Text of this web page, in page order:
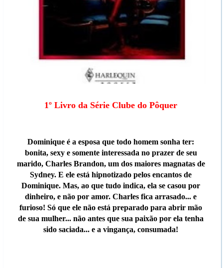
1º Livro da Série Clube do Pôquer
Dominique é a esposa que todo homem sonha ter:
bonita, sexy e somente interessada no prazer de seu
marido, Charles Brandon, um dos maiores magnatas de
Sydney. E ele está hipnotizado pelos encantos de
Dominique. Mas, ao que tudo indica, ela se casou por
dinheiro, e não por amor. Charles fica arrasado... e
furioso! Só que ele não está preparado para abrir mão
de sua mulher... não antes que sua paixão por ela tenha
sido saciada... e a vingança, consumada!